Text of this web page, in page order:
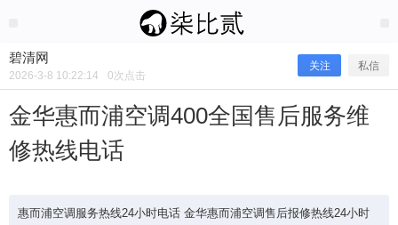
碧清网
2026-3-8 10:22:14 0次点击
关注 私信
金华惠而浦空调400全国售后服务维
修热线电话
惠而浦空调服务热线24小时电话 金华惠而浦空调售后报修热线24小时